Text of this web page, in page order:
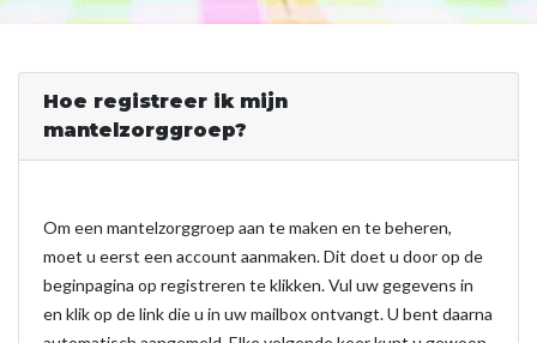
Hoe registreer ik mijn
mantelzorggroep?
Om een mantelzorggroep aan te maken en te beheren,
moet u eerst een account aanmaken. Dit doet u door op de
beginpagina op registreren te klikken. Vul uw gegevens in
en klik op de link die u in uw mailbox ontvangt. U bent daarna